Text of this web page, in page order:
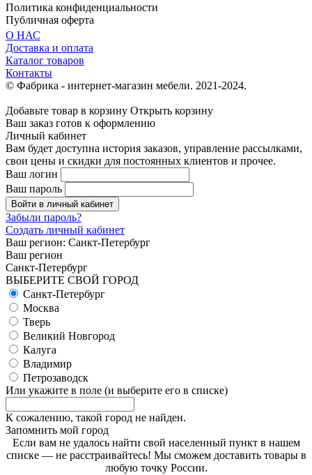
Политика конфиденциальности
Публичная оферта
О НАС
Доставка и оплата
Каталог товаров
Контакты
© Фабрика - интернет-магазин мебели. 2021-2024.
Добавьте товар в корзину Открыть корзину
Ваш заказ готов к оформлению
Личный кабинет
Вам будет доступна история заказов, управление рассылками,
свои цены и скидки для постоянных клиентов и прочее.
Ваш логин
Ваш пароль
Войти в личный кабинет
Забыли пароль?
Создать личный кабинет
Ваш регион: Санкт-Петербург
Ваш регион
Санкт-Петербург
ВЫБЕРИТЕ СВОЙ ГОРОД
Санкт-Петербург
Москва
Тверь
Великий Новгород
Калуга
Владимир
Петрозаводск
Или укажите в поле (и выберите его в списке)
К сожалению, такой город не найден.
Запомнить мой город
Если вам не удалось найти свой населенный пункт в нашем
списке — не расстраивайтесь! Мы сможем доставить товары в
любую точку России.